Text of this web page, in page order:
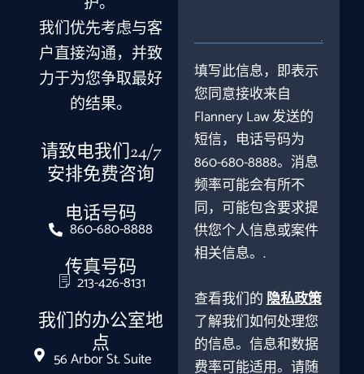
我们优先考虑与客
户直接沟通，并致
力于为您争取最好
的结果。
请致电我们24/7
安排免费咨询
电话号码
860-680-8888
传真号码
213-426-8131
我们的办公室地
点
56 Arbor St. Suite
填写此信息，即表示
您同意接收来自
Flannery Law 发送的
短信，电话号码为
860-680-8888。消息
频率可能会有所不
同，可能包含要求提
供您个人信息或案件
相关信息。.
查看我们的隐私政策
了解我们如何处理您
的信息。信息和数据
费率可能适用。请随